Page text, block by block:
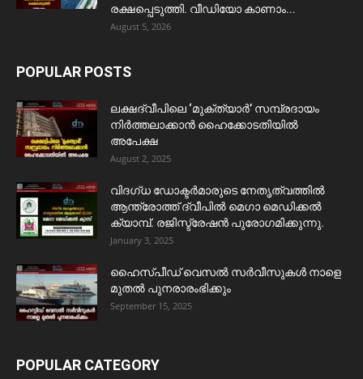
രക്ഷപ്പെടുത്തി. വീഡിയോ കാണാം...
August 5, 2026
POPULAR POSTS
ലക്ഷദ്വീപിലെ ‘മുക്ത്യാർ’ സമ്പ്രദായം
നിർത്തലാക്കാൻ ഹൈക്കോടതിയിൽ
അപേക്ഷ
August 2, 2025
വിദഗ്ധ ഡോക്ടർമാരുടെ നേതൃത്വത്തിൽ
ആന്ത്രോത്ത് ദ്വീപിൽ മെഗാ മെഡിക്കൽ
ക്യാമ്പ്. രജിസ്ട്രേഷൻ പുരോഗമിക്കുന്നു.
January 3, 2025
ഹൈസ്പീഡ് വെസൽ സർവീസുകൾ നാളെ
മുതൽ പുനരാരംഭിക്കും
September 15, 2025
POPULAR CATEGORY